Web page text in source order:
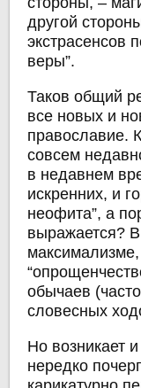
другой
экстрасенсов
веры”.
Таков общий
все новых и
православие.
совсем
в недавнем
искренних, и
неофита”, а
выражается?
обычаев
словесных
Но возникает
нередко